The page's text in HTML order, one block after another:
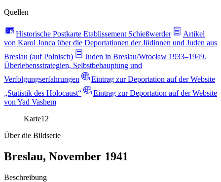
Quellen
Historische Postkarte Etablissement Schießwerder
Artikel
von Karol Jonca über die Deportationen der Jüdinnen und Juden aus
Breslau (auf Polnisch)
Juden in Breslau/Wrocław 1933–1949.
Überlebensstrategien, Selbstbehauptung und
Verfolgungserfahrungen
Eintrag zur Deportation auf der Website
„Statistik des Holocaust“
Eintrag zur Deportation auf der Website
von Yad Vashem
Karte12
Über die Bildserie
Breslau, November 1941
Beschreibung